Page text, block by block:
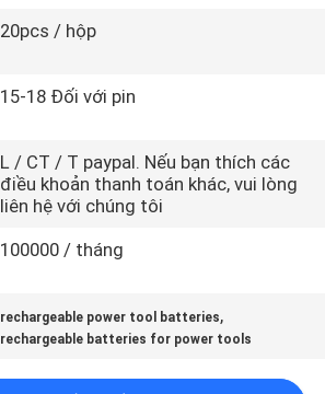
20pcs / hộp
15-18 Đối với pin
L / CT / T paypal. Nếu bạn thích các
điều khoản thanh toán khác, vui lòng
liên hệ với chúng tôi
100000 / tháng
rechargeable power tool batteries,
rechargeable batteries for power tools